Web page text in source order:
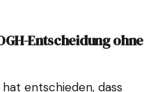
Entscheidung ohne
entschieden, dass